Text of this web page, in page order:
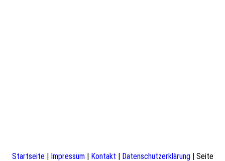
Startseite| Impressum| Kontakt Datenschutzerklärung| Seite